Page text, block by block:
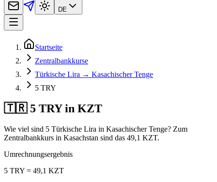
DE
Startseite
Zentralbankkurse
Türkische Lira → Kasachischer Tenge
5 TRY
🇹🇷 5 TRY in KZT
Wie viel sind 5 Türkische Lira in Kasachischer Tenge? Zum
Zentralbankkurs in Kasachstan sind das 49,1 KZT.
Umrechnungsergebnis
5 TRY = 49,1 KZT